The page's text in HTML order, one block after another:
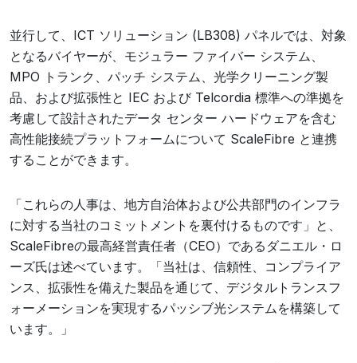
並行して、ICT ソリューション (LB308) パネルでは、対象
となるバイヤーが、モジュラー ファイバー システム、
MPO トランク、パッチ システム、光学クリーニング製
品、および拡張性と IEC および Telcordia 標準への準拠を
考慮して設計されたデータ センター ハードウェアを含む
高性能接続プラットフォームについて ScaleFibre と連携
することができます。
「これらの人事は、地方自治体および公共部門のインフラ
に対する当社のコミットメントを裏付けるものです」と、
ScaleFibreの最高経営責任者（CEO）であるダニエル・ロ
ーズ氏は述べています。「当社は、信頼性、コンプライア
ンス、拡張性を備えた製品を通じて、デジタルトランスフ
ォーメーションを実現するパッシブ光システムを構築して
います。」